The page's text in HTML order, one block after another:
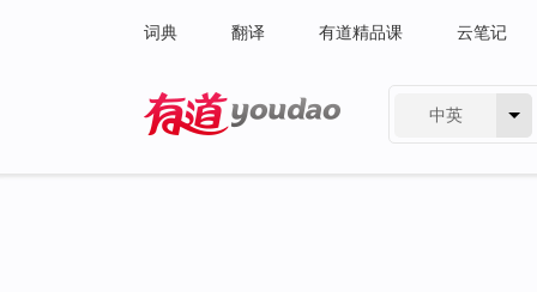
词典 翻译 有道精品课 云笔记
中英